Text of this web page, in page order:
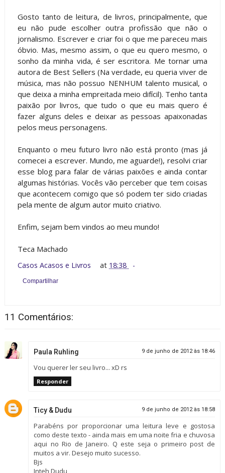
Gosto tanto de leitura, de livros, principalmente, que
eu não pude escolher outra profissão que não o
jornalismo. Escrever e criar foi o que me pareceu mais
óbvio. Mas, mesmo assim, o que eu quero mesmo, o
sonho da minha vida, é ser escritora. Me tornar uma
autora de Best Sellers (Na verdade, eu queria viver de
música, mas não possuo NENHUM talento musical, o
que deixa a minha empreitada meio difícil). Tenho tanta
paixão por livros, que tudo o que eu mais quero é
fazer alguns deles e deixar as pessoas apaixonadas
pelos meus personagens.
Enquanto o meu futuro livro não está pronto (mas já
comecei a escrever. Mundo, me aguarde!), resolvi criar
esse blog para falar de várias paixões e ainda contar
algumas histórias. Vocês vão perceber que tem coisas
que acontecem comigo que só podem ter sido criadas
pela mente de algum autor muito criativo.
Enfim, sejam bem vindos ao meu mundo!
Teca Machado
Casos Acasos e Livros at 18:38
Compartilhar
11 Comentários:
Paula Ruhling 9 de junho de 2012 às 18:46
Vou querer ler seu livro... xD rs
Responder
Ticy & Dudu 9 de junho de 2012 às 18:58
Parabéns por proporcionar uma leitura leve e gostosa
como deste texto - ainda mais em uma noite fria e chuvosa
aqui no Rio de Janeiro. Q este seja o primeiro post de
muitos a vir. Desejo muito sucesso.
Bjs